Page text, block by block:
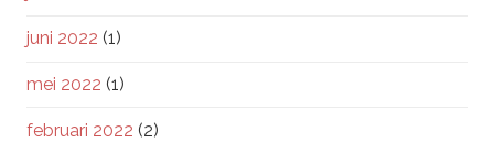
juni 2022 (1)
mei 2022 (1)
februari 2022 (2)